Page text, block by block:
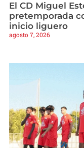
El CD Miguel
pretemporada
inicio liguero
agosto 7, 2026